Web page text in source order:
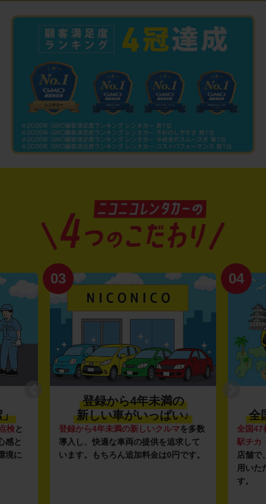
」
検と
感と
境に
03
登録から4年未満の
新しい車がいっぱい♪
登録から4年未満の新しいクルマを多数
導入し、快適な車両の提供を追求して
います。もちろん追加料金は0円です。
04
全
全国47
駅チカ
店舗で
用いた
す。